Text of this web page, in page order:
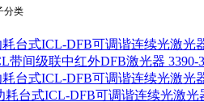
分类
耗台式ICL-DFB可调谐连续光激光
带间级联中红外DFB激光器 3390-
耗台式ICL-DFB可调谐连续光激光
耗台式ICL-DFB可调谐连续光激光